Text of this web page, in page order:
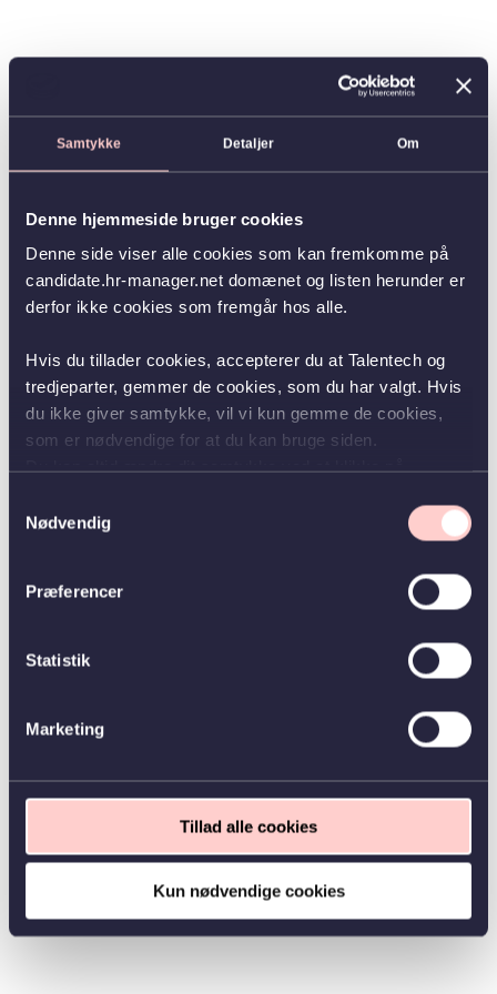
Samtykke Detaljer Om
Denne hjemmeside bruger cookies
Denne side viser alle cookies som kan fremkomme på
candidate.hr-manager.net domænet og listen herunder er
derfor ikke cookies som fremgår hos alle.
Hvis du tillader cookies, accepterer du at Talentech og
tredjeparter, gemmer de cookies, som du har valgt. Hvis
du ikke giver samtykke, vil vi kun gemme de cookies,
som er nødvendige for at du kan bruge siden.
Nødvendig
Præferencer
Statistik
Marketing
Tillad alle cookies
Kun nødvendige cookies